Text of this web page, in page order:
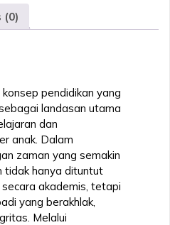
(0)
pendidikan yang
landasan utama
dan
anak. Dalam
zaman yang semakin
tidak hanya dituntut
akademis, tetapi
yang berakhlak,
Melalui